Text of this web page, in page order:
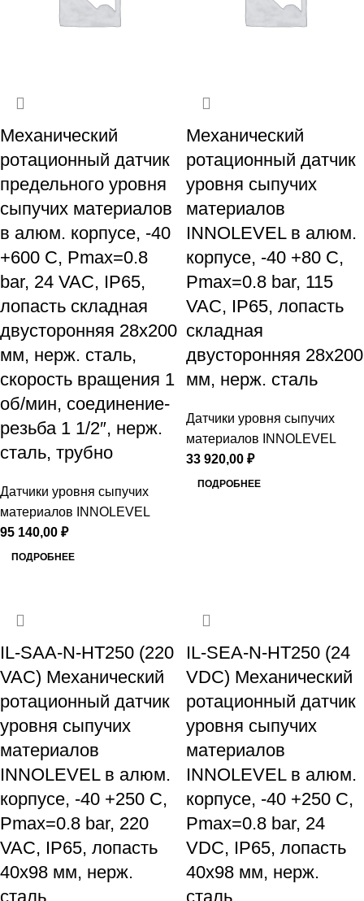
Механический
ротационный датчик
предельного уровня
сыпучих материалов
в алюм. корпусе, -40
+600 С, Рmax=0.8
bar, 24 VAC, IP65,
лопасть складная
двусторонняя 28х200
мм, нерж. сталь,
скорость вращения 1
об/мин, соединение-
резьба 1 1/2″, нерж.
сталь, трубно
Датчики уровня сыпучих
материалов INNOLEVEL
95 140,00 ₽
ПОДРОБНЕЕ
Механический
ротационный датчик
уровня сыпучих
материалов
INNOLEVEL в алюм.
корпусе, -40 +80 С,
Рmax=0.8 bar, 115
VAC, IP65, лопасть
складная
двусторонняя 28х200
мм, нерж. сталь
Датчики уровня сыпучих
материалов INNOLEVEL
33 920,00 ₽
ПОДРОБНЕЕ
IL-SAA-N-HT250 (220
VAC) Механический
ротационный датчик
уровня сыпучих
материалов
INNOLEVEL в алюм.
корпусе, -40 +250 С,
Рmax=0.8 bar, 220
VAC, IP65, лопасть
40х98 мм, нерж.
сталь
IL-SEA-N-HT250 (24
VDC) Механический
ротационный датчик
уровня сыпучих
материалов
INNOLEVEL в алюм.
корпусе, -40 +250 С,
Рmax=0.8 bar, 24
VDC, IP65, лопасть
40х98 мм, нерж.
сталь